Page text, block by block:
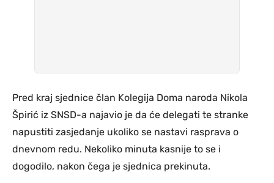
Pred kraj sjednice član Kolegija Doma naroda Nikola
Špirić iz SNSD-a najavio je da će delegati te stranke
napustiti zasjedanje ukoliko se nastavi rasprava o
dnevnom redu. Nekoliko minuta kasnije to se i
dogodilo, nakon čega je sjednica prekinuta.